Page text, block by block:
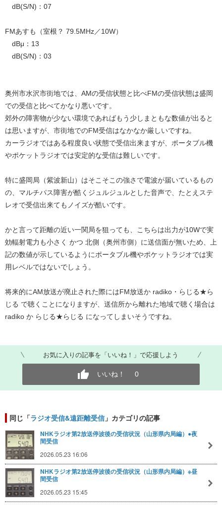
dB(S/N)：07
FMあすも（室根？ 79.5MHz／10W）
dBμ：13
dB(S/N)：03
奥州市水沢市街地では、AMの受信状態と比べFMの受信状態は盛岡
での受信と比べてかなり悪いです。
郊外の障害物が少ない環境であればもう少しまともな数値が出ると
は思いますが、市街地でのFM受信はなかなか厳しいですね。
カーラジオではある程度良い状態で受信出来ますが、ポータブル機
やポケットラジオでは安定的な受信は難しいです。
特に盛岡局（紫波新山）はそこそこの強さで電波が届いているもの
の、マルチパス障害が酷くジュルジュルとした音声で、たとえステ
レオで受信出来てもノイズが酷いです。
かと言って距離の近い一関局を狙っても、こちらは出力が10Wで実
効輻射電力も小さく かつ 北側（奥州市側）に送信面が無いため、上
記の数値が示しているようにポータブル機やポケットラジオでは実
用レベルではないでしょう。
将来的にAM放送が廃止された際にはFM放送か radiko・らじる★ら
じる で聴くことになりますが、送信所から離れた地域で聴く場合は
radiko か らじる★らじる になってしまいそうですね。
お気に入りの記事を「いいね！」で応援しよう
いいね！ 0
同じ「ラジオ受信&遠距離受信 」カテゴリの記事
NHKラジオ第2放送停波後の受信状況（山形県内局編）●夜
間受信
2026.05.23 16:06
NHKラジオ第2放送停波後の受信状況（山形県内局編）※昼
間受信
2026.05.23 15:45